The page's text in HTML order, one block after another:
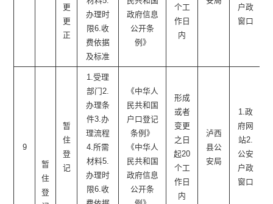
更
更
正
办理时
限6.收
费依据
及标准
政府信息
公开条
例》
个工
作日
内
户政
窗口
9
暂
住
登
暂
住
登
记
1.受理
部门2.
办理条
件3.办
理流程
4.所需
材料5.
办理时
限6.收
《中华人
民共和国
户口登记
条例》
《中华人
民共和国
政府信息
公开条
形成
或者
变更
之日
起20
个工
作日
内
泸西
县公
安局
1.政
府网
站2.
公安
户政
窗口